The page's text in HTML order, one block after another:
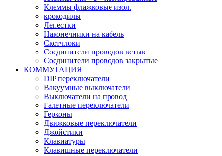
Клеммы флажковые изол.
крокодилы
Лепестки
Наконечники на кабель
Скотчлоки
Соединители проводов встык
Соединители проводов закрытые
КОММУТАЦИЯ
DIP переключатели
Вакуумные выключатели
Выключатели на провод
Галетные переключатели
Герконы
Движковые переключатели
Джойстики
Клавиатуры
Клавишные переключатели